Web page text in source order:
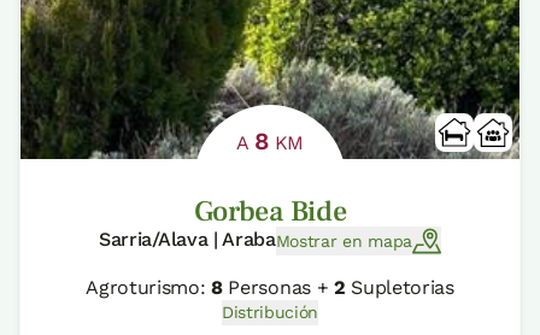
A 8 KM
Gorbea Bide
Sarria/Alava | ArabaMostrar en mapa
Agroturismo:8Personas + 2 Supletorias
Distribución